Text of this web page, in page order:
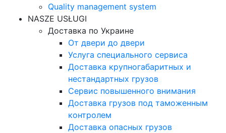
Quality management system
NASZE USŁUGI
Доставка по Украине
От двери до двери
Услуга специального сервиса
Доставка крупногабаритных и
нестандартных грузов
Сервис повышенного внимания
Доставка грузов под таможенным
контролем
Доставка опасных грузов